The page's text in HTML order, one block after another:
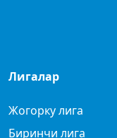
Лигалар
Жогорку лига
Биринчи лига